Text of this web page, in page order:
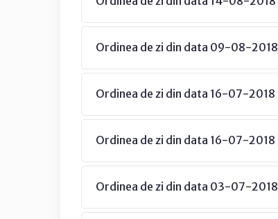
Ordinea de zi din data 09-08-2018
Ordinea de zi din data 16-07-2018
Ordinea de zi din data 16-07-2018
Ordinea de zi din data 03-07-2018